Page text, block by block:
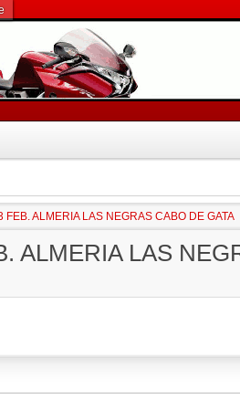
ALMERIA LAS NEGRAS CABO DE GATA
ALMERIA LAS